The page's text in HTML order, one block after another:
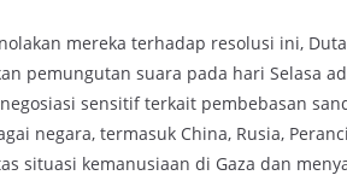
mereka terhadap resolusi ini,
pemungutan suara pada hari Selasa
sensitif terkait pembebasan
negara, termasuk China, Rusia,
situasi kemanusiaan di Gaza dan